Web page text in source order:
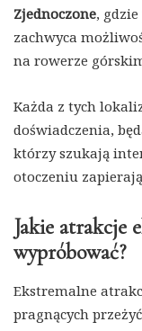
Zjednoczone,
zachwyca
na rowerze
Każda z tych
doświadczenia,
którzy szukają
otoczeniu
Jakie atrakcje
wypróbować?
Ekstremalne
pragnących